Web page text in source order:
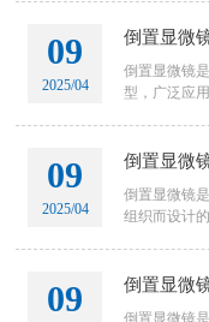
09
2025/04
倒置显微
倒置显微镜
型，广泛应
09
2025/04
倒置显微
倒置显微镜
组织而设计
09 倒置显微
倒置显微镜